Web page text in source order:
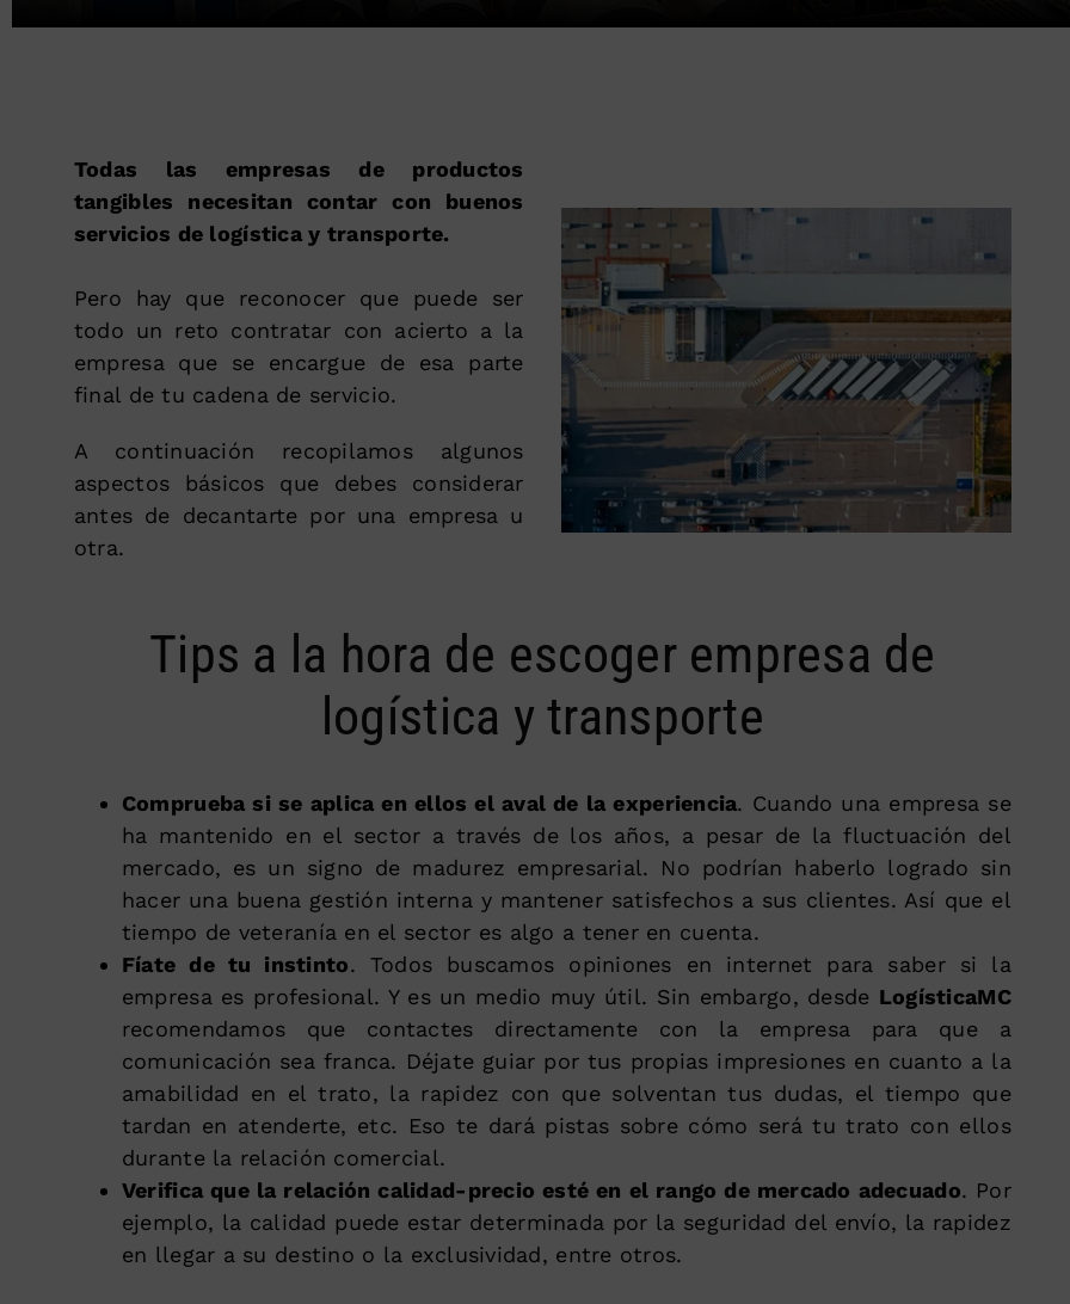
Todas las empresas de productos
tangibles necesitan contar con buenos
servicios de logística y transporte.
Pero hay que reconocer que puede ser
todo un reto contratar con acierto a la
empresa que se encargue de esa parte
final de tu cadena de servicio.
A continuación recopilamos algunos
aspectos básicos que debes considerar
antes de decantarte por una empresa u
otra.
Tips a la hora de escoger empresa de
logística y transporte
Comprueba si se aplica en ellos el aval de la experiencia. Cuando una empresa se
ha mantenido en el sector a través de los años, a pesar de la fluctuación del
mercado, es un signo de madurez empresarial. No podrían haberlo logrado sin
hacer una buena gestión interna y mantener satisfechos a sus clientes. Así que el
tiempo de veteranía en el sector es algo a tener en cuenta.
Fíate de tu instinto. Todos buscamos opiniones en internet para saber si la
empresa es profesional. Y es un medio muy útil. Sin embargo, desde LogísticaMC
recomendamos que contactes directamente con la empresa para que a
comunicación sea franca. Déjate guiar por tus propias impresiones en cuanto a la
amabilidad en el trato, la rapidez con que solventan tus dudas, el tiempo que
tardan en atenderte, etc. Eso te dará pistas sobre cómo será tu trato con ellos
durante la relación comercial.
Verifica que la relación calidad-precio esté en el rango de mercado adecuado. Por
ejemplo, la calidad puede estar determinada por la seguridad del envío, la rapidez
en llegar a su destino o la exclusividad, entre otros.